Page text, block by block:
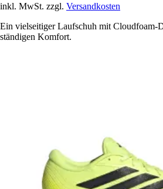
inkl. MwSt. zzgl. Versandkosten
Ein vielseitiger Laufschuh mit Cloudfoam-
ständigen Komfort.